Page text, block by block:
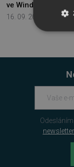
16. 09. 2015 2
ve Windows?